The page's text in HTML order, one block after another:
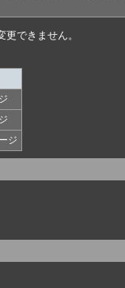
できません。
ジ